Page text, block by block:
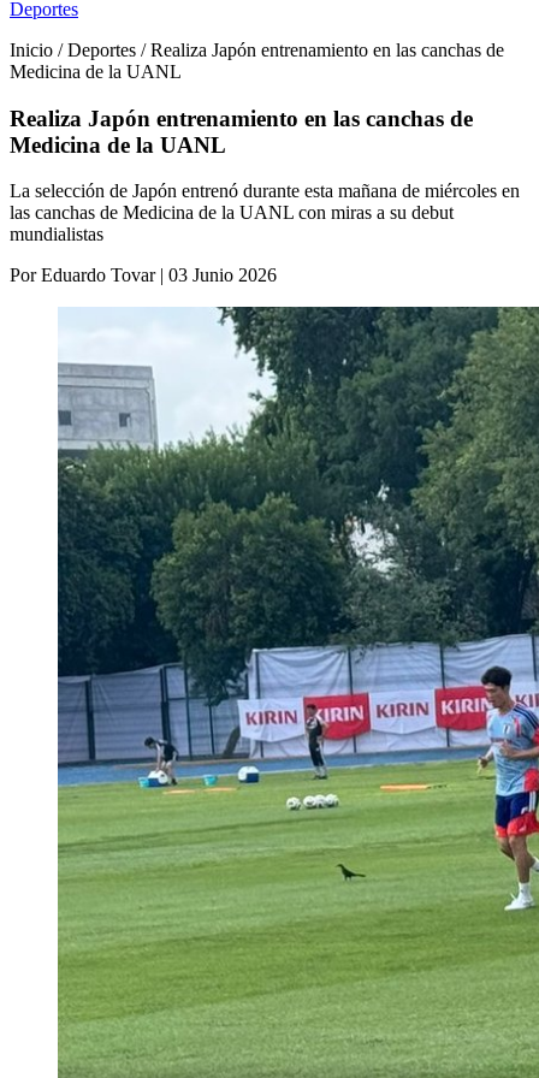
Deportes
Inicio / Deportes / Realiza Japón entrenamiento en las canchas de
Medicina de la UANL
Realiza Japón entrenamiento en las canchas de
Medicina de la UANL
La selección de Japón entrenó durante esta mañana de miércoles en
las canchas de Medicina de la UANL con miras a su debut
mundialistas
Por Eduardo Tovar | 03 Junio 2026